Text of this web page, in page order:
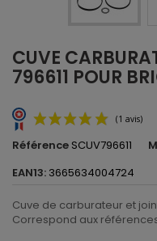
CUVE
796611 POUR
Référence SCUV796611
EAN13: 3665634004724
Cuve de carburateur et
Correspond aux références